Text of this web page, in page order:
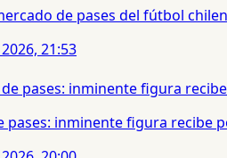
de pases del fútbol
21:53
pases: inminente figura